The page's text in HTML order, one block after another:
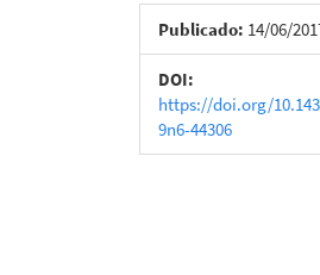
de
artigos
Publicado: 14/06/
DOI:
https://doi.org/
9n6-44306